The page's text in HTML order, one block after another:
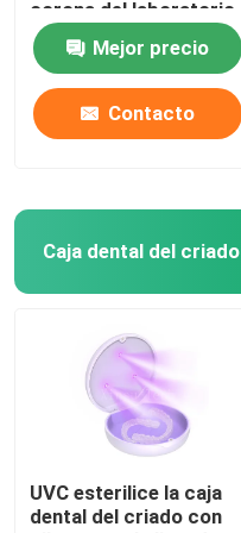
Hogar
Productos
Sobre nosotros
corona del laboratorio
con el material de la
película del
picosegundo TPU
Mejor precio
Contacto
Caja dental del criado
UVC esterilice la caja
dental del criado con